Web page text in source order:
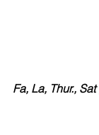
Fa, La, Thur., Sat